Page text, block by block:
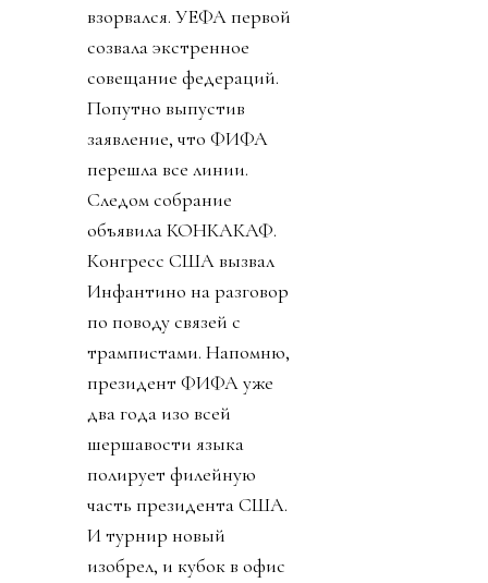
взорвался. УЕФА первой
созвала экстренное
совещание федераций.
Попутно выпустив
заявление, что ФИФА
перешла все линии.
Следом собрание
объявила КОНКАКАФ.
Конгресс США вызвал
Инфантино на разговор
по поводу связей с
трампистами. Напомню,
президент ФИФА уже
два года изо всей
шершавости языка
полирует филейную
часть президента США.
И турнир новый
изобрел, и кубок в офис